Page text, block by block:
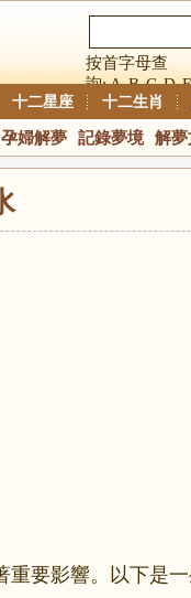
按首字母查
詢:A B C D E
十二星座 十二生肖
孕婦解夢 記錄夢境 解
重要影響。以下是